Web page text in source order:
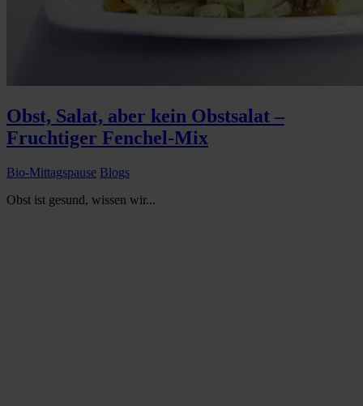
Obst, Salat, aber kein Obstsalat –
Fruchtiger Fenchel-Mix
Bio-Mittagspause Blogs
Obst ist gesund, wissen wir...